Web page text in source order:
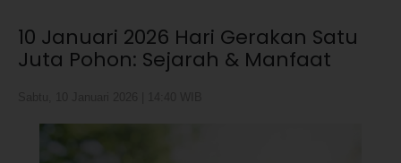
10 Januari 2026 Hari Gerakan Satu
Juta Pohon: Sejarah & Manfaat